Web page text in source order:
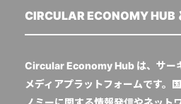
CIRCULAR ECONOMY HUB
Circular Economy Hub は、サー
メディアプラットフォームです。